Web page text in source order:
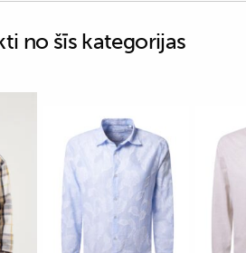
no šīs kategorijas